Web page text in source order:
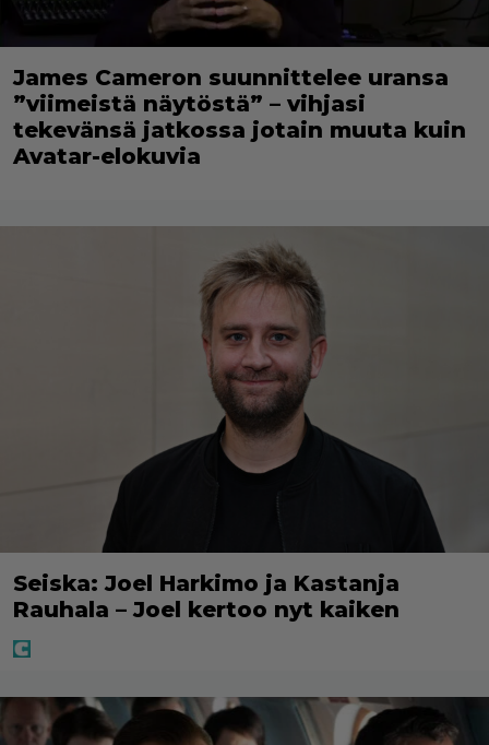
James Cameron suunnittelee uransa
”viimeistä näytöstä” – vihjasi
tekevänsä jatkossa jotain muuta kuin
Avatar-elokuvia
Seiska: Joel Harkimo ja Kastanja
Rauhala – Joel kertoo nyt kaiken